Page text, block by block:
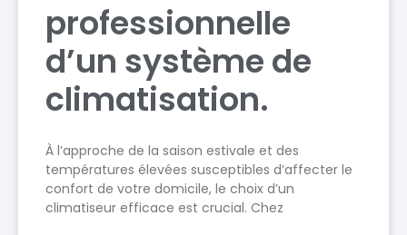
professionnelle
d’un système de
climatisation.
À l’approche de la saison estivale et des
températures élevées susceptibles d’affecter le
confort de votre domicile, le choix d’un
climatiseur efficace est crucial. Chez